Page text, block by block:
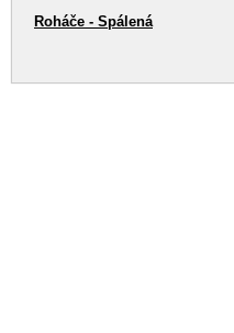
Roháče - Spálená